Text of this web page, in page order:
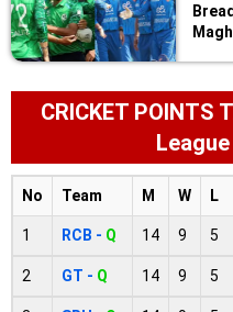
CRICKET POINTS
No Team M W L
1 RCB - Q 14 9 5
2 GT - Q 14 9 5